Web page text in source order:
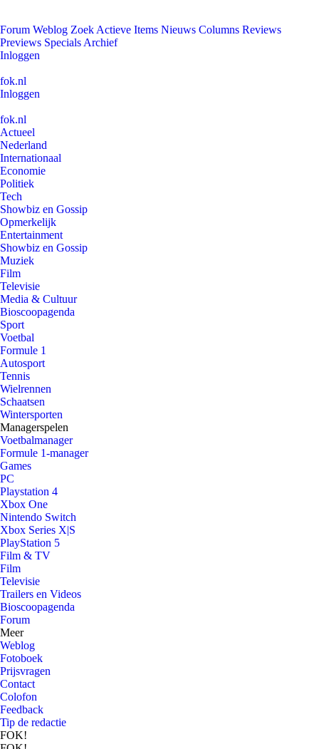
Forum Weblog Zoek Actieve Items Nieuws Columns Reviews
Previews Specials Archief
Inloggen
fok.nl
Inloggen
fok.nl
Actueel
Nederland
Internationaal
Economie
Politiek
Tech
Showbiz en Gossip
Opmerkelijk
Entertainment
Showbiz en Gossip
Muziek
Film
Televisie
Media & Cultuur
Bioscoopagenda
Sport
Voetbal
Formule 1
Autosport
Tennis
Wielrennen
Schaatsen
Wintersporten
Managerspelen
Voetbalmanager
Formule 1-manager
Games
PC
Playstation 4
Xbox One
Nintendo Switch
Xbox Series X|S
PlayStation 5
Film & TV
Film
Televisie
Trailers en Videos
Bioscoopagenda
Forum
Meer
Weblog
Fotoboek
Prijsvragen
Contact
Colofon
Feedback
Tip de redactie
FOK!